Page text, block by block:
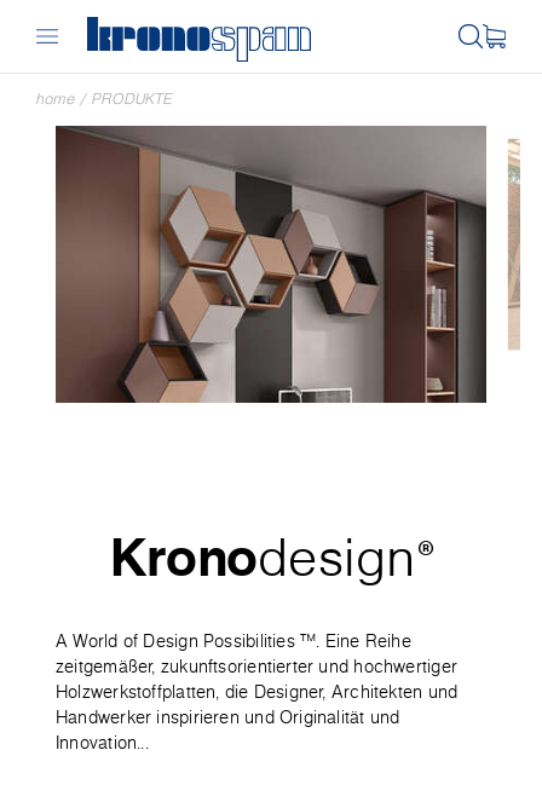
home / PRODUKTE
Kronodesign ®
A World of Design Possibilities ™. Eine Reihe
zeitgemäßer, zukunftsorientierter und hochwertiger
Holzwerkstoffplatten, die Designer, Architekten und
Handwerker inspirieren und Originalität und
Innovation...